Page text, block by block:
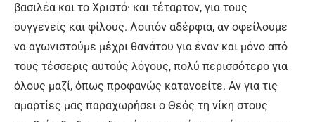
βασιλέα και το Χριστό· και τέταρτον, για τους
συγγενείς και φίλους. Λοιπόν αδέρφια, αν οφείλουμε
να αγωνιστούμε μέχρι θανάτου για έναν και μόνο από
τους τέσσερις αυτούς λόγους, πολύ περισσότερο για
όλους μαζί, όπως προφανώς κατανοείτε. Αν για τις
αμαρτίες μας παραχωρήσει ο Θεός τη νίκη στους